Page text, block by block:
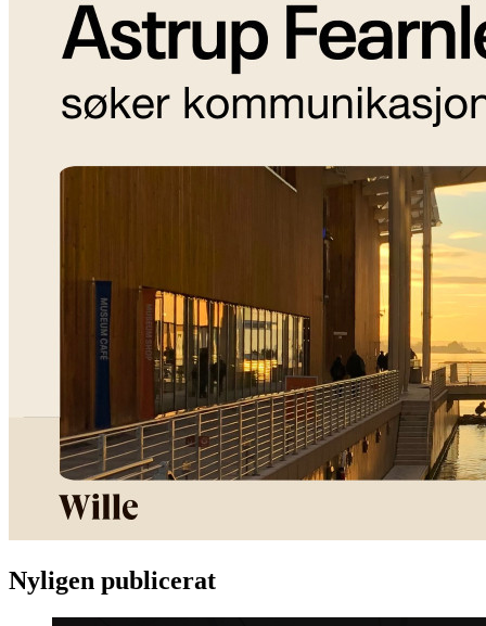
Nyligen publicerat